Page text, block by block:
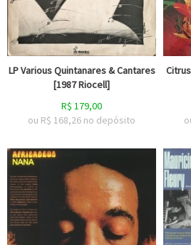
LP Various Quintanares & Cantares
[1987 Riocell]
R$ 179,00
ou R$ 168,26 no depósito